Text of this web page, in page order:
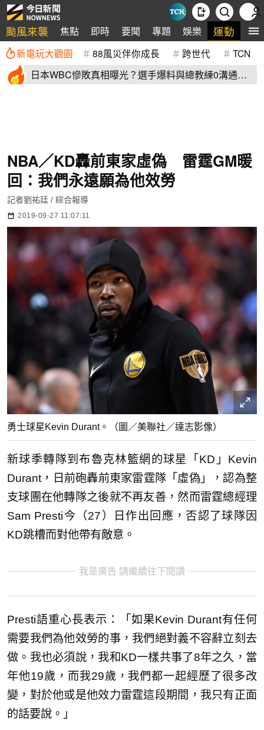
颱風來襲 焦點 即時 要聞 專題 娛樂 運動 全
新電玩大觀園 88風災伴你成長 跨世代 TCN
日本WBC慘敗真相曝光？選手爆料與總教練0溝通
NBA／KD轟前東家虛偽 雷霆GM暖
回：我們永遠願為他效勞
記者劉祐廷 / 綜合報導
2019-09-27 11:07:11
勇士球星Kevin Durant。（圖／美聯社／達志影像）
新球季轉隊到布魯克林籃網的球星「KD」Kevin
Durant，日前砲轟前東家雷霆隊「虛偽」，認為整
支球團在他轉隊之後就不再友善，然而雷霆總經理
Sam Presti今（27）日作出回應，否認了球隊因
KD跳槽而對他帶有敵意。
我是廣告 請繼續往下閱讀
Presti語重心長表示：「如果Kevin Durant有任何
需要我們為他效勞的事，我們絕對義不容辭立刻去
做。我也必須說，我和KD一樣共事了8年之久，當
年他19歲，而我29歲，我們都一起經歷了很多改
變，對於他或是他效力雷霆這段期間，我只有正面
的話要說。」